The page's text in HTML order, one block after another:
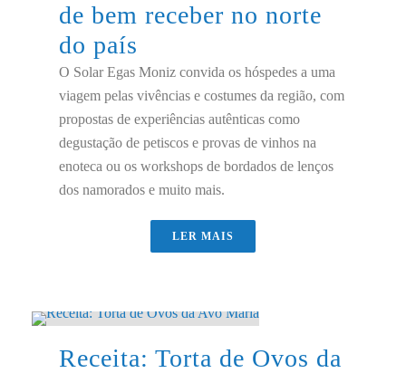
de bem receber no norte
do país
O Solar Egas Moniz convida os hóspedes a uma
viagem pelas vivências e costumes da região, com
propostas de experiências autênticas como
degustação de petiscos e provas de vinhos na
enoteca ou os workshops de bordados de lenços
dos namorados e muito mais.
LER MAIS
Receita: Torta de Ovos da